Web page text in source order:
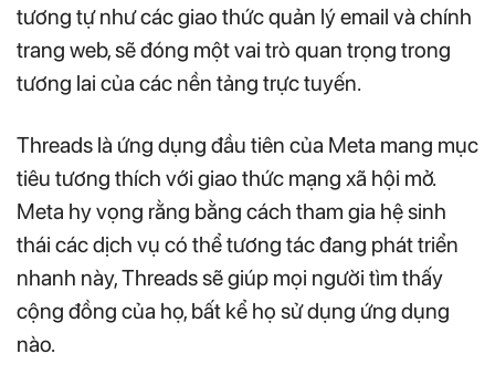
tương tự như các giao thức quản lý email và chính
trang web, sẽ đóng một vai trò quan trọng trong
tương lai của các nền tảng trực tuyến.
Threads là ứng dụng đầu tiên của Meta mang mục
tiêu tương thích với giao thức mạng xã hội mở.
Meta hy vọng rằng bằng cách tham gia hệ sinh
thái các dịch vụ có thể tương tác đang phát triển
nhanh này, Threads sẽ giúp mọi người tìm thấy
cộng đồng của họ, bất kể họ sử dụng ứng dụng
nào.